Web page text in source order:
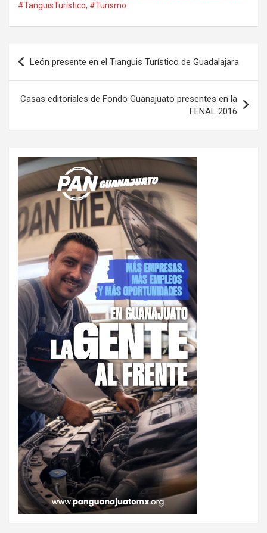
#TanguisTurístico, #Turismo
Navegación
de
entradas
León presente en el Tianguis Turístico de Guadalajara
Casas editoriales de Fondo Guanajuato presentes en la
FENAL 2016